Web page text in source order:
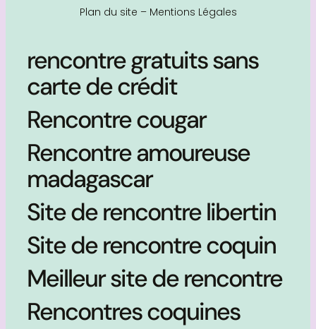
Plan du site – Mentions Légales
rencontre gratuits sans
carte de crédit
Rencontre cougar
Rencontre amoureuse
madagascar
Site de rencontre libertin
Site de rencontre coquin
Meilleur site de rencontre
Rencontres coquines